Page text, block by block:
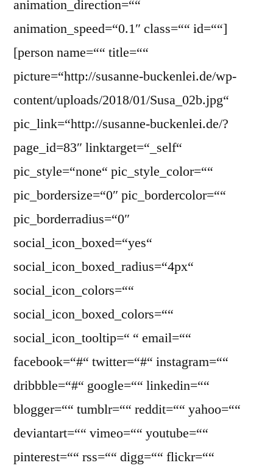
animation_direction=““
animation_speed=“0.1″ class=““ id=““]
[person name=““ title=““
picture=“http://susanne-buckenlei.de/wp-
content/uploads/2018/01/Susa_02b.jpg“
pic_link=“http://susanne-buckenlei.de/?
page_id=83″ linktarget=“_self“
pic_style=“none“ pic_style_color=““
pic_bordersize=“0″ pic_bordercolor=““
pic_borderradius=“0″
social_icon_boxed=“yes“
social_icon_boxed_radius=“4px“
social_icon_colors=““
social_icon_boxed_colors=““
social_icon_tooltip=“ “ email=““
facebook=“#“ twitter=“#“ instagram=““
dribbble=“#“ google=““ linkedin=““
blogger=““ tumblr=““ reddit=““ yahoo=““
deviantart=““ vimeo=““ youtube=““
pinterest=““ rss=““ digg=““ flickr=““